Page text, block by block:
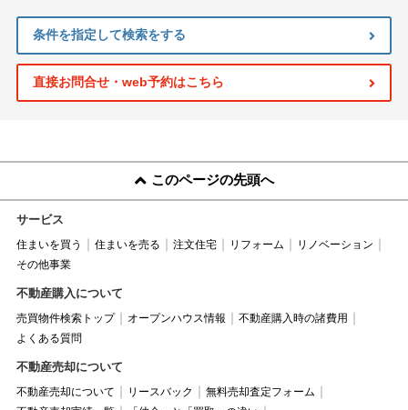
条件を指定して検索をする
直接お問合せ・web予約はこちら
このページの先頭へ
サービス
住まいを買う 住まいを売る 注文住宅 リフォーム
リノベーション
その他事業
不動産購入について
売買物件検索トップ オープンハウス情報
不動産購入時の諸費用
よくある質問
不動産売却について
不動産売却について リースバック
無料売却査定フォーム